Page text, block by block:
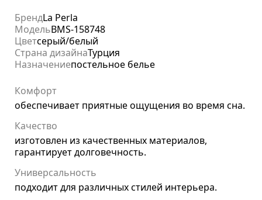
БрендLa Perla
МодельBMS-158748
Цветсерый/белый
Страна дизайнаТурция
Назначениепостельное белье
Комфорт
обеспечивает приятные ощущения во время сна.
Качество
изготовлен из качественных материалов,
гарантирует долговечность.
Универсальность
подходит для различных стилей интерьера.